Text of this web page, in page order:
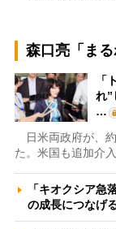
森口亮「まる
「
れ”
…
日米両政府が、
た。米国も追加介
「キオクシア
の成長につな